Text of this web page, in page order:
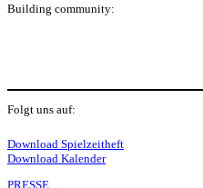
Building community:
P
Folgt uns auf:
Y
Download Spielzeitheft
Download Kalender
PRESSE